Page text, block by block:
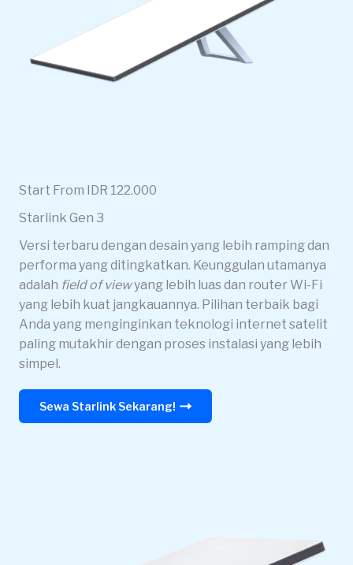
Start From IDR 122.000
Starlink Gen 3
Versi terbaru dengan desain yang lebih ramping dan
performa yang ditingkatkan. Keunggulan utamanya
adalah field of viewyang lebih luas dan router Wi-Fi
yang lebih kuat jangkauannya. Pilihan terbaik bagi
Anda yang menginginkan teknologi internet satelit
paling mutakhir dengan proses instalasi yang lebih
simpel.
Sewa Starlink Sekarang!